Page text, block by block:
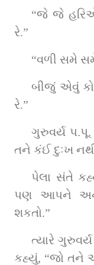
“જે જે
રે.”
“વળી સમે
બીજું એવું
રે.”
ગુરુવર્ય
તને કંઈ દુઃખ
પેલા સંતે
પણ આપને અને
શકતો.”
ત્યારે
કહ્યું, “જો તને